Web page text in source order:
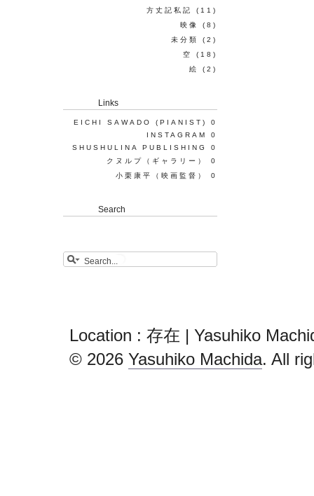
方丈記私記
(11)
映像
(8)
未分類
(2)
空
(18)
絵
(2)
Links
EICHI SAWADO (PIANIST)
0
INSTAGRAM
0
SHUSHULINA PUBLISHING
0
クヌルプ（ギャラリー）
0
小栗康平（映画監督）
0
Search
Location : 存在 | Yasuhiko
© 2026 Yasuhiko Machida. All